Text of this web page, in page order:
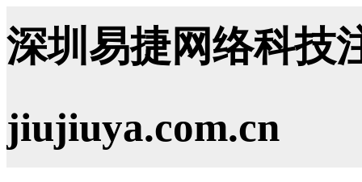
深圳易捷网络科技
jiujiuya.com.cn